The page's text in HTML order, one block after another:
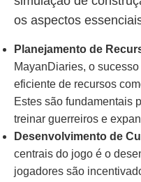
os aspectos
Planejamento de
MayanDiaries, o
eficiente de recursos
Estes são fundamentais
treinar guerreiros e
Desenvolvimento de
centrais do jogo é o
jogadores são